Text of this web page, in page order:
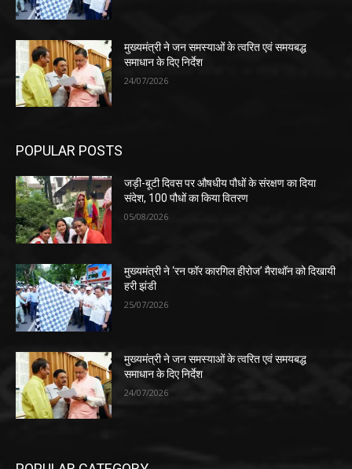
मुख्यमंत्री ने जन समस्याओं के त्वरित एवं समयबद्ध
समाधान के दिए निर्देश
24/07/2026
POPULAR POSTS
जड़ी-बूटी दिवस पर औषधीय पौधों के संरक्षण का दिया
संदेश, 100 पौधों का किया वितरण
05/08/2026
मुख्यमंत्री ने ‘रन फॉर कारगिल हीरोज’ मैराथॉन को दिखायी
हरी झंडी
25/07/2026
मुख्यमंत्री ने जन समस्याओं के त्वरित एवं समयबद्ध
समाधान के दिए निर्देश
24/07/2026